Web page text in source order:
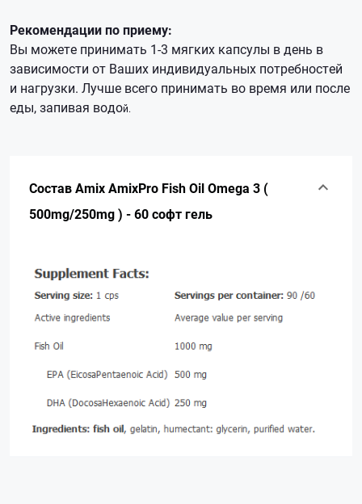
Рекомендации по приему:
Вы можете принимать 1-3 мягких капсулы в день в
зависимости от Ваших индивидуальных потребностей
и нагрузки. Лучше всего принимать во время или после
еды, запивая водой.
Состав Amix AmixPro Fish Oil Omega 3 (
500mg/250mg ) - 60 софт гель